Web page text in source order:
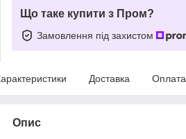
Що таке купити з Пром?
Замовлення під захистом
Доставка Оплата
Опис